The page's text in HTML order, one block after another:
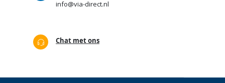
info@via-direct.nl
Chat met ons